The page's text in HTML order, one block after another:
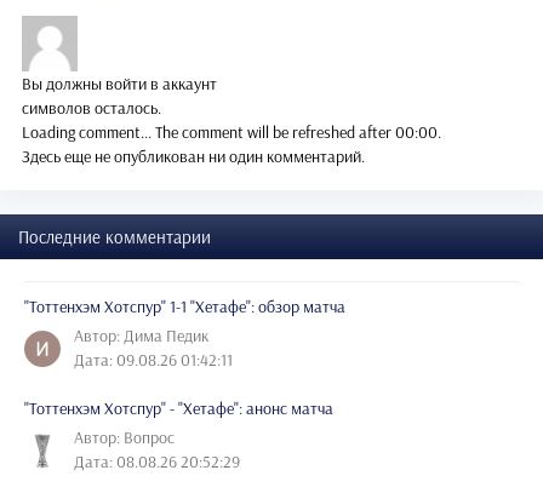
Вы должны войти в аккаунт
символов осталось.
Loading comment...The comment will be refreshed after00:00.
Здесь еще не опубликован ни один комментарий.
Последние комментарии
"Тоттенхэм Хотспур" 1-1 "Хетафе": обзор матча
Автор: Дима Педик
Дата: 09.08.26 01:42:11
"Тоттенхэм Хотспур" - "Хетафе": анонс матча
Автор: Вопрос
Дата: 08.08.26 20:52:29